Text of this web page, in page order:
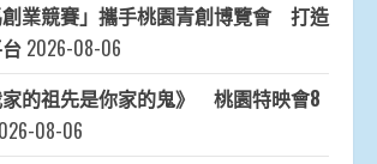
創業競賽」攜手桃園青創博覽會 打造
2026-08-06
家的祖先是你家的鬼》 桃園特映會8
08-06